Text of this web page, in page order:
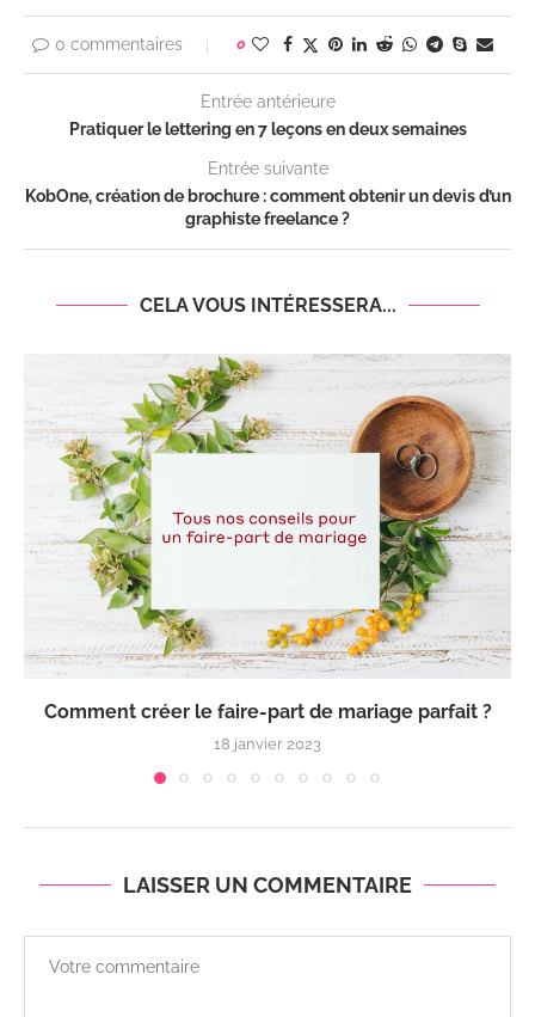
0 commentaires 0
Entrée antérieure
Pratiquer le lettering en 7 leçons en deux semaines
Entrée suivante
KobOne, création de brochure : comment obtenir un devis d’un
graphiste freelance ?
CELA VOUS INTÉRESSERA...
Comment créer le faire-part de mariage parfait ?
18 janvier 2023
LAISSER UN COMMENTAIRE